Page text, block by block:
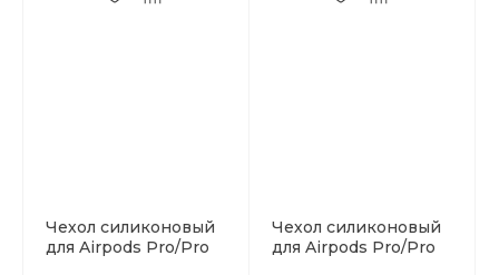
Чехол силиконовый
для Airpods Pro/Pro
Чехол силиконовый
для Airpods Pro/Pro